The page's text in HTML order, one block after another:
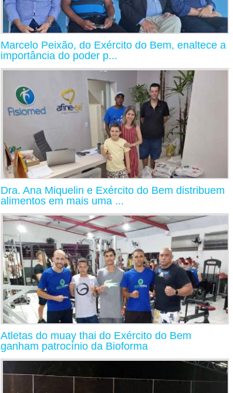
Marcelo Peixão, do Exército do Bem, enaltece a
importância do poder p...
Dra. Ana Miquelin e Exército do Bem distribuem
alimentos em mais uma ...
Atletas do muay thai do Exército do Bem
ganham patrocínio da Bioforma